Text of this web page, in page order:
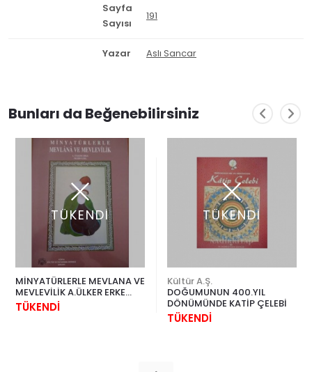
Sayfa
Sayısı
191
Yazar Aslı Sancar
Bunları da Beğenebilirsiniz
TÜKENDİ
MİNYATÜRLERLE MEVLANA VE
MEVLEVİLİK A.ÜLKER ERKE
NEZİH UZEL
TÜKENDİ
TÜKENDİ
Kültür A.Ş.
DOĞUMUNUN 400.YIL
DÖNÜMÜNDE KATİP ÇELEBİ
TÜKENDİ